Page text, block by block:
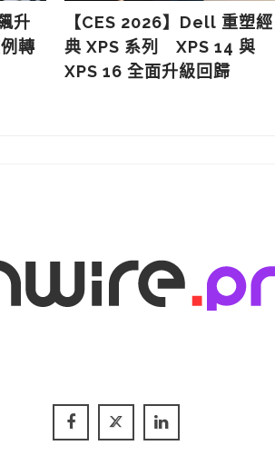
升
轉
【CES 2026】Dell 重塑經
典 XPS 系列 XPS 14 與
XPS 16 全面升級回歸